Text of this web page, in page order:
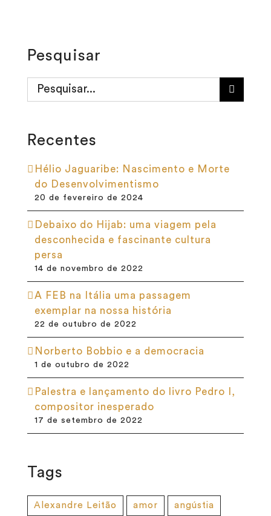
Pesquisar
Buscar
resultados
Recentes
Hélio Jaguaribe: Nascimento e Morte
do Desenvolvimentismo
20 de fevereiro de 2024
Debaixo do Hijab: uma viagem pela
desconhecida e fascinante cultura
persa
14 de novembro de 2022
A FEB na Itália uma passagem
exemplar na nossa história
22 de outubro de 2022
Norberto Bobbio e a democracia
1 de outubro de 2022
Palestra e lançamento do livro Pedro I,
compositor inesperado
17 de setembro de 2022
Tags
Alexandre Leitão amor angústia